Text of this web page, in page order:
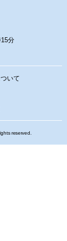
分
いて
reserved.